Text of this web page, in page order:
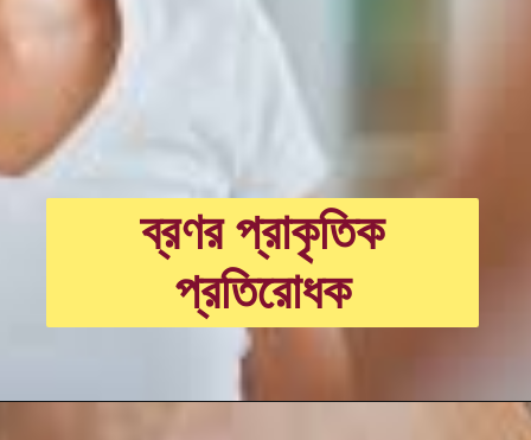
ব্রণর প্রাকৃতিক
প্রতিরোধক